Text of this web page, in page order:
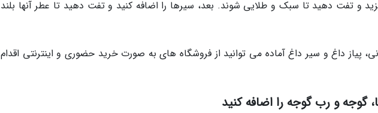
و تفت دهید تا سبک و طلایی شوند. بعد، سیرها را اضافه کنید و تفت دهید تا عطر آنها بلند
پیاز داغ و سیر داغ آماده می توانید از فروشگاه های به صورت خرید حضوری و اینترنتی اقدام
گوجه و رب گوجه را اضافه کنید